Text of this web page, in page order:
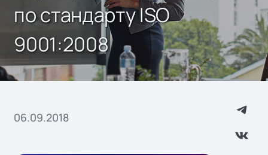
по стандарту ISO
9001:2008
06.09.2018